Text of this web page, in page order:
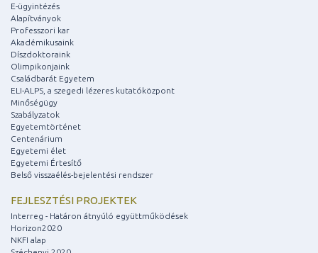
E-ügyintézés
Alapítványok
Professzori kar
Akadémikusaink
Díszdoktoraink
Olimpikonjaink
Családbarát Egyetem
ELI-ALPS, a szegedi lézeres kutatóközpont
Minőségügy
Szabályzatok
Egyetemtörténet
Centenárium
Egyetemi élet
Egyetemi Értesítő
Belső visszaélés-bejelentési rendszer
FEJLESZTÉSI PROJEKTEK
Interreg - Határon átnyúló együttműködések
Horizon2020
NKFI alap